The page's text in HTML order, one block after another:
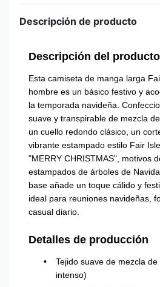
Descripción de producto
Descripción del producto
Esta camiseta de manga larga
hombre es un básico festivo y
la temporada navideña.
suave y transpirable de mezcla
un cuello redondo clásico, un
vibrante estampado estilo Fair
"MERRY CHRISTMAS", motivos
estampados de árboles de
base añade un toque cálido y
ideal para reuniones navideñas,
casual diario.
Detalles de producción
Tejido suave de mezcla
intenso)